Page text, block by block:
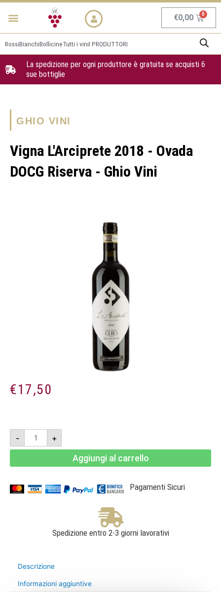
Vai
Menu €0,00
RossiBianchiBollicineTutti i viniI PRODUTTORI
La spedizione per ogni produttore è gratuita se acquisti 6
sue bottiglie
GHIO VINI
Vigna L'Arciprete 2018 - Ovada
DOCG Riserva - Ghio Vini
€17,50
-
Vigna
L'Arciprete
2018
-
Ghio
Vini
quantità
+
Aggiungi al carrello
Pagamenti Sicuri
Spedizione entro 2-3 giorni lavorativi
Descrizione
Informazioni aggiuntive